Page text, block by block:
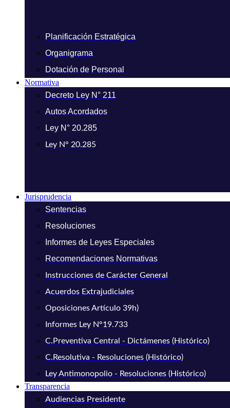
Planificación Estratégica
Organigrama
Dotación de Personal
Normativa
Decreto Ley N° 211
Autos Acordados
Ley N° 20.285
Ley N° 20.285
Jurisprudencia
Sentencias
Resoluciones
Informes de Leyes Especiales
Recomendaciones Normativas
Instrucciones de Carácter General
Acuerdos Extrajudiciales
Oposiciones Artículo 39h)
Informes Ley N°19.733
C.Preventiva Central - Dictámenes (Histórico)
C.Resolutiva - Resoluciones (Histórico)
Ley Antimonopolio - Resoluciones (Histórico)
Transparencia
Audiencias Presidente